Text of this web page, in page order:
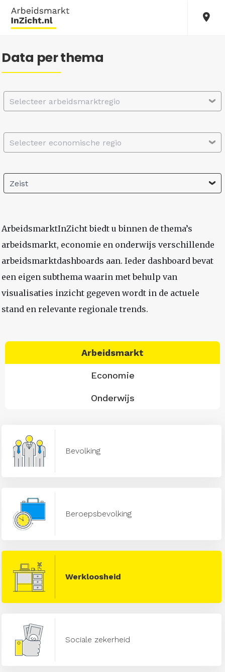
Data per thema
Selecteer arbeidsmarktregio
Selecteer economische regio
Zeist
ArbeidsmarktInZicht biedt u binnen de thema’s
arbeidsmarkt, economie en onderwijs verschillende
arbeidsmarktdashboards aan. Ieder dashboard bevat
een eigen subthema waarin met behulp van
visualisaties inzicht gegeven wordt in de actuele
stand en relevante regionale trends.
Arbeidsmarkt
Economie
Onderwijs
Bevolking
Beroepsbevolking
Werkloosheid
Sociale zekerheid